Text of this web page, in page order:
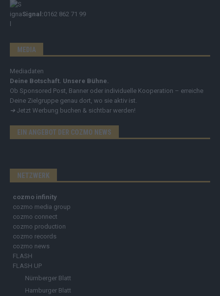
Signal:0162 862 71 99
MEDIA
Mediadaten
Deine Botschaft. Unsere Bühne.
Ob Sponsored Post, Banner oder individuelle Kooperation – erreiche
Deine Zielgruppe genau dort, wo sie aktiv ist.
➔ Jetzt Werbung buchen & sichtbar werden!
EIN ANGEBOT DER COZMO NEWS
NETZWERK
cozmo infinity
cozmo media group
cozmo connect
cozmo production
cozmo records
cozmo news
FLASH
FLASH UP
Nürnberger Blatt
Hamburger Blatt